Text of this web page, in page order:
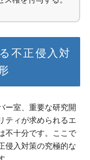
不正侵入対
ー室、重要な研究開
ティが求められるエ
不十分です。ここで
侵入対策の究極的な